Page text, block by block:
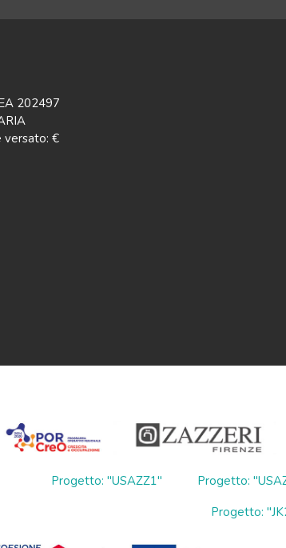
202497
versato: €
Progetto: "USAZZ1" Progetto:
Progetto: